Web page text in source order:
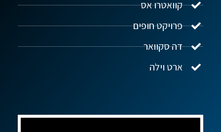
קוואטרו אס
פרויקט חופים
דה סקוואר
ארט וילה
שלום! איך אפשר לעזור?